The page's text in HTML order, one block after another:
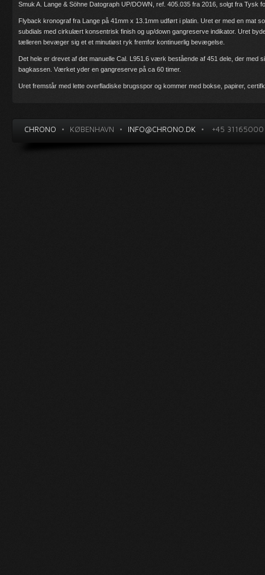
Smuk A. Lange & Söhne Datograph UP/DOWN, ref. 405.035 fra 2016, solgt fra Tysk
Flyback kronograf fra Lange på 41mm x 13.1mm udført i platin. Uret er med en mat
subdials med cirkulært konsentrisk finish og up/down gangreserve indikator. Uret
tælleren bevæger sig et et minutiøst ryk fremfor kontinuerlig bevægelse.
Det hele er drevet af det manuelle Cal. L951.6 værk bestående af 451 dele, der med
bagkassen. Værket yder en gangreserve på ca 60 timer.
Uret fremstår med lette overfladiske brugsspor og kommer med bokse, papirer,
CHRONO • KØBENHAVN • INFO@CHRONO.DK • +45 31165000